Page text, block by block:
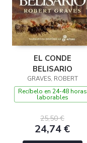
EL CONDE
BELISARIO
GRAVES, ROBERT
Recíbelo en 24-48 horas
laborables
25,50 €
24,74 €